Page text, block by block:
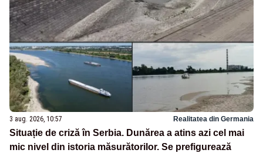
3 aug. 2026, 10:57 Realitatea din Germania
Situație de criză în Serbia. Dunărea a atins azi cel mai
mic nivel din istoria măsurătorilor. Se prefigurează